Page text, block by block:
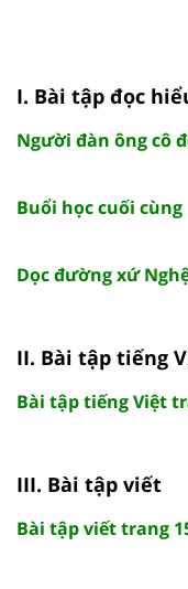
I. Bài tập đọc
Người đàn ông cô
Buổi học cuối cùng
Dọc đường xứ
II. Bài tập tiếng
Bài tập tiếng Việt
III. Bài tập viết
Bài tập viết trang